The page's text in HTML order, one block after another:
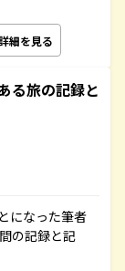
細を見る
る旅の記録と
になった筆者
の記録と記